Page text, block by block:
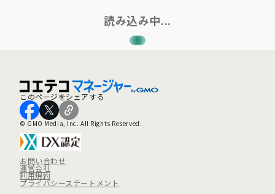
読み込み中...
このページをシェアする
© GMO Media, Inc. All Rights Reserved.
お問い合わせ
運営会社
利用規約
プライバシーステートメント